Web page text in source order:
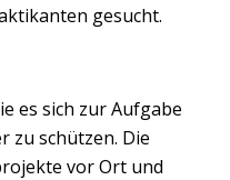
gesucht.
es sich zur Aufgabe
zu schützen. Die
vor Ort und